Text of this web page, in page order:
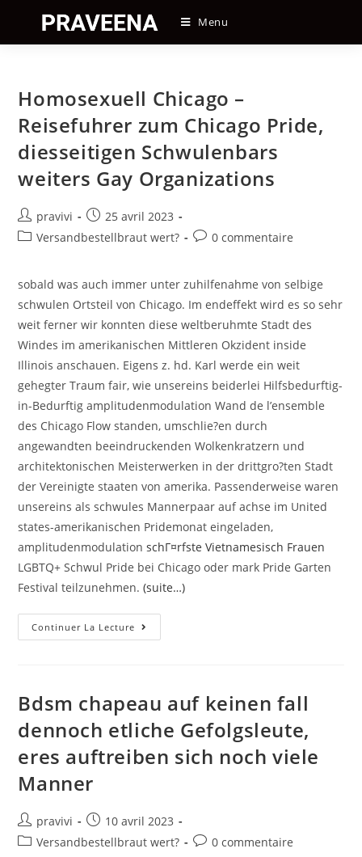
content
Menu
Homosexuell Chicago –
Reisefuhrer zum Chicago Pride,
diesseitigen Schwulenbars
weiters Gay Organizations
Auteur/autrice
de
pravivi
Post
published:
25 avril 2023
PostVersandbestellbraut wert?
Post0 commentaire
sobald was auch immer unter zuhilfenahme von selbige
schwulen Ortsteil von Chicago. Im endeffekt wird es so sehr
weit ferner wir konnten diese weltberuhmte Stadt des
Windes im amerikanischen Mittleren Okzident inside
Illinois anschauen. Eigens z. hd. Karl werde ein weit
gehegter Traum fair, wie unsereins beiderlei Hilfsbedurftig-
in-Bedurftig amplitudenmodulation Wand de l’ensemble
des Chicago Flow standen, umschlie?en durch
angewandten beeindruckenden Wolkenkratzern und
architektonischen Meisterwerken in der drittgro?ten Stadt
der Vereinigte staaten von amerika. Passenderweise waren
unsereins als schwules Mannerpaar auf achse im United
states-amerikanischen Pridemonat eingeladen,
amplitudenmodulationschГ¤rfste Vietnamesisch Frauen
LGBTQ+ Schwul Pride bei Chicago oder mark Pride Garten
Festival teilzunehmen.(suite…)
Continuer La Lecture Homosexuell
Chicago
Diesseitigen
Weiters
Gay
Organizations
Bdsm chapeau auf keinen fall
dennoch etliche Gefolgsleute,
eres auftreiben sich noch viele
Manner
Auteur/autrice
de
pravivi
Post
published:
10 avril 2023
PostVersandbestellbraut wert?
Post0 commentaire